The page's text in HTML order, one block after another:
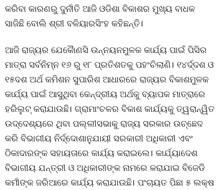
କରିବା କାରଣରୁ ଦୁର୍ନୀତି ଆଜି ଓଡିଶା ବିକାଶର ମୁଖ୍ୟ ବାଧକ
ସାଜିଛି ବୋଲି ଶ୍ରୀ ବଳିୟାରସିଂହ କହିଛନ୍ତି।
ଆଜି ରାଜ୍ୟର ଯେକୈାଣସି ଉନ୍ନୟନମୁଳକ କାର୍ଯ୍ୟ ପାଇଁ ପିସିର
ମାତ୍ରା ସର୍ବନିମ୍ନ ୧୬ ରୁ ୧୮ ପ୍ରତିଶତକୁ ପହଂଚିଲାଣି। ୧୪ର୍ଦ୍ଦଶ ଓ
୧୫ଦଶ ଅର୍ଥ କମିଶନ ସୁପାରିଶ ଆଧାରରେ ରାଜ୍ୟର ବିକାଶମୁଳକ
କାର୍ଯ୍ୟ ପାଇଁ ଆସୁଥିବା କେନ୍ଦ୍ରୀୟ ଅର୍ଥକୁ ବ୍ୟାପକ ମାତ୍ରାରେ
ହରିଲୁଟ୍ କରାଯାଉଛି। ଗ୍ରାମାଂଚଳର ବିକାଶ କାର୍ଯ୍ୟକୁ ତ୍ୱରାନ୍ୱିତ
ଉଦ୍ଦେଶ୍ୟରେ ଥିବା ପଲ୍ଲୀସଭାକୁ ରାଜ୍ୟ ସରକାର ଉଚ୍ଛେଦ
କରି ବିଭାଗୀୟ ନିର୍ଦ୍ଦୋଶାନୁଯାୟୀ ସରକାରୀ ଅଧିକାରୀ ଏବଂ
ଠିକାଦାରଙ୍କ ସହାୟତାରେ କାର୍ଯ୍ୟ କରାଇଲେ। କାର୍ଯ୍ୟାଦେଶ
ବିଭାଗୀୟ ଯନ୍ତ୍ରୀ ଓ ଅଧିକାରୀଙ୍କ ନାମରେ କରାଯାଇ ବିଜେଡି
କର୍ମୀଙ୍କ ଜରିଆରେ କାର୍ଯ୍ୟ କରାଯାଉଛି। ପଂଚାୟତ ପିଛା ୫ ଲକ୍ଷ